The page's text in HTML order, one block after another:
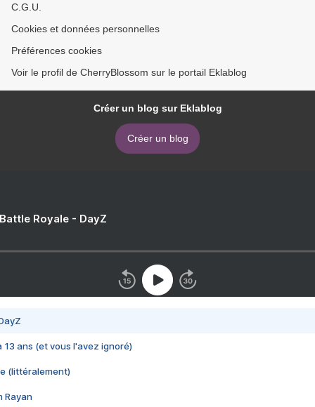
C.G.U.
Cookies et données personnelles
Préférences cookies
Voir le profil de CherryBlossom sur le portail Eklablog
Créer un blog sur Eklablog
Créer un blog
Royale - DayZ
13 ans (et vous l'avez ignoré)
(littéralement)
Rayan